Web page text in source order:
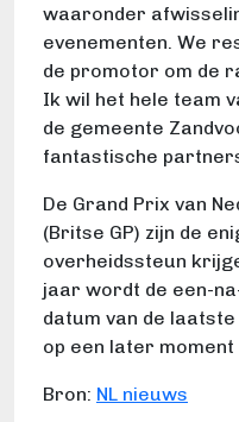
waaronder
evenementen. We
de promotor om de
Ik wil het hele team
de gemeente
fantastische
De Grand Prix van
(Britse GP) zijn de
overheidssteun
jaar wordt de een-
datum van de
op een later moment
Bron: NL nieuws